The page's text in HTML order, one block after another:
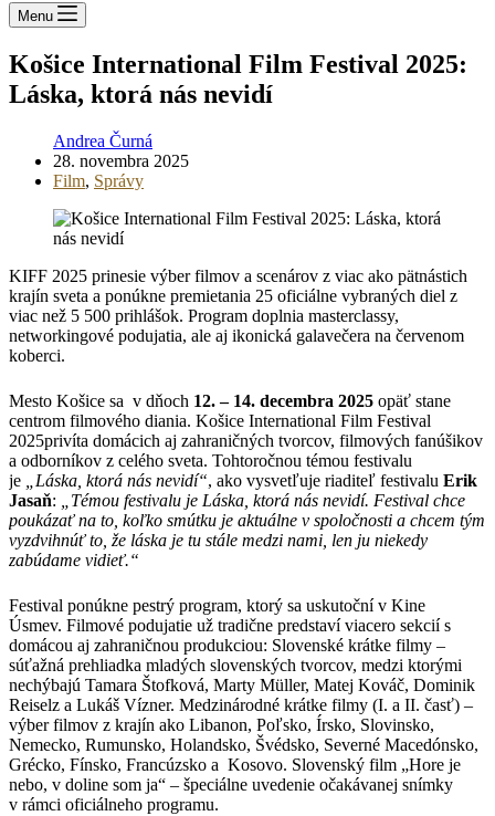
Menu
Košice International Film Festival 2025:
Láska, ktorá nás nevidí
Andrea Čurná
28. novembra 2025
Film, Správy
KIFF 2025 prinesie výber filmov a scenárov z viac ako pätnástich
krajín sveta a ponúkne premietania 25 oficiálne vybraných diel z
viac než 5 500 prihlášok. Program doplnia masterclassy,
networkingové podujatia, ale aj ikonická galavečera na červenom
koberci.
Mesto Košice sa v dňoch 12. – 14. decembra 2025 opäť stane
centrom filmového diania. Košice International Film Festival
2025privíta domácich aj zahraničných tvorcov, filmových fanúšikov
a odborníkov z celého sveta. Tohtoročnou témou festivalu
je
„Láska, ktorá nás nevidí“, ako vysvetľuje riaditeľ festivalu Erik
Jasaň:
„Témou festivalu je Láska, ktorá nás nevidí. Festival chce
poukázať na to, koľko smútku je aktuálne v spoločnosti a chcem tým
vyzdvihnúť to, že láska je tu stále medzi nami, len ju niekedy
zabúdame vidieť.“
Festival ponúkne pestrý program, ktorý sa uskutoční v Kine
Úsmev. Filmové podujatie už tradične predstaví viacero sekcií s
domácou aj zahraničnou produkciou: Slovenské krátke filmy –
súťažná prehliadka mladých slovenských tvorcov, medzi ktorými
nechýbajú Tamara Štofková, Marty Müller, Matej Kováč, Dominik
Reiselz a Lukáš Vízner. Medzinárodné krátke filmy (I. a II. časť) –
výber filmov z krajín ako Libanon, Poľsko, Írsko, Slovinsko,
Nemecko, Rumunsko, Holandsko, Švédsko, Severné Macedónsko,
Grécko, Fínsko, Francúzsko a Kosovo. Slovenský film „Hore je
nebo, v doline som ja“ – špeciálne uvedenie očakávanej snímky
v rámci oficiálneho programu.